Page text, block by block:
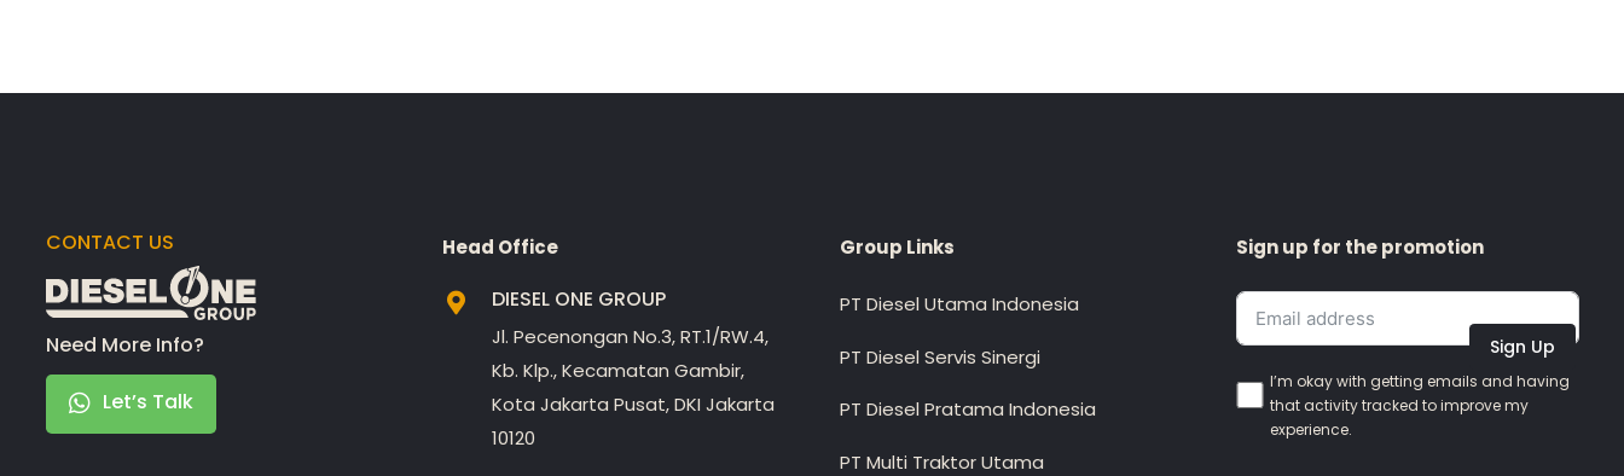
CONTACT US
Need More Info?
Let’s Talk
Head Office
DIESEL ONE GROUP
Jl. Pecenongan No.3, RT.1/RW.4,
Kb. Klp., Kecamatan Gambir,
Kota Jakarta Pusat, DKI Jakarta
10120
Group Links
PT Diesel Utama Indonesia
PT Diesel Servis Sinergi
PT Diesel Pratama Indonesia
PT Multi Traktor Utama
Sign up for the promotion
Sign Up
I’m okay with getting emails and having
that activity tracked to improve my
experience.